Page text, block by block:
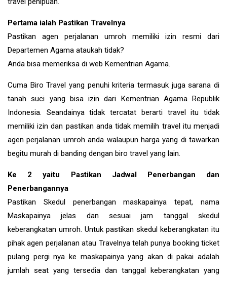
Pertama ialah Pastikan Travelnya
Pastikan agen perjalanan umroh memiliki izin resmi dari
Departemen Agama ataukah tidak?
Anda bisa memeriksa di web Kementrian Agama.
Cuma Biro Travel yang penuhi kriteria termasuk juga sarana di
tanah suci yang bisa izin dari Kementrian Agama Republik
Indonesia. Seandainya tidak tercatat berarti travel itu tidak
memiliki izin dan pastikan anda tidak memilih travel itu menjadi
agen perjalanan umroh anda walaupun harga yang di tawarkan
begitu murah di banding dengan biro travel yang lain.
Ke 2 yaitu Pastikan Jadwal Penerbangan dan
Penerbangannya
Pastikan Skedul penerbangan maskapainya tepat, nama
Maskapainya jelas dan sesuai jam tanggal skedul
keberangkatan umroh. Untuk pastikan skedul keberangkatan itu
pihak agen perjalanan atau Travelnya telah punya booking ticket
pulang pergi nya ke maskapainya yang akan di pakai adalah
jumlah seat yang tersedia dan tanggal keberangkatan yang